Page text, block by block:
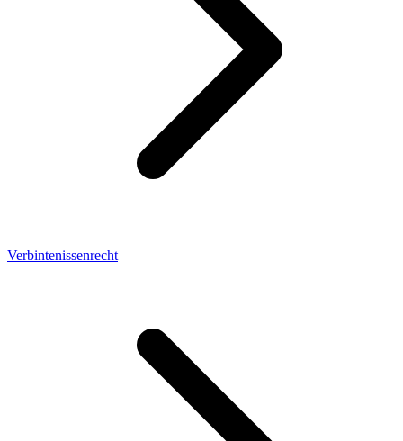
Verbintenissenrecht